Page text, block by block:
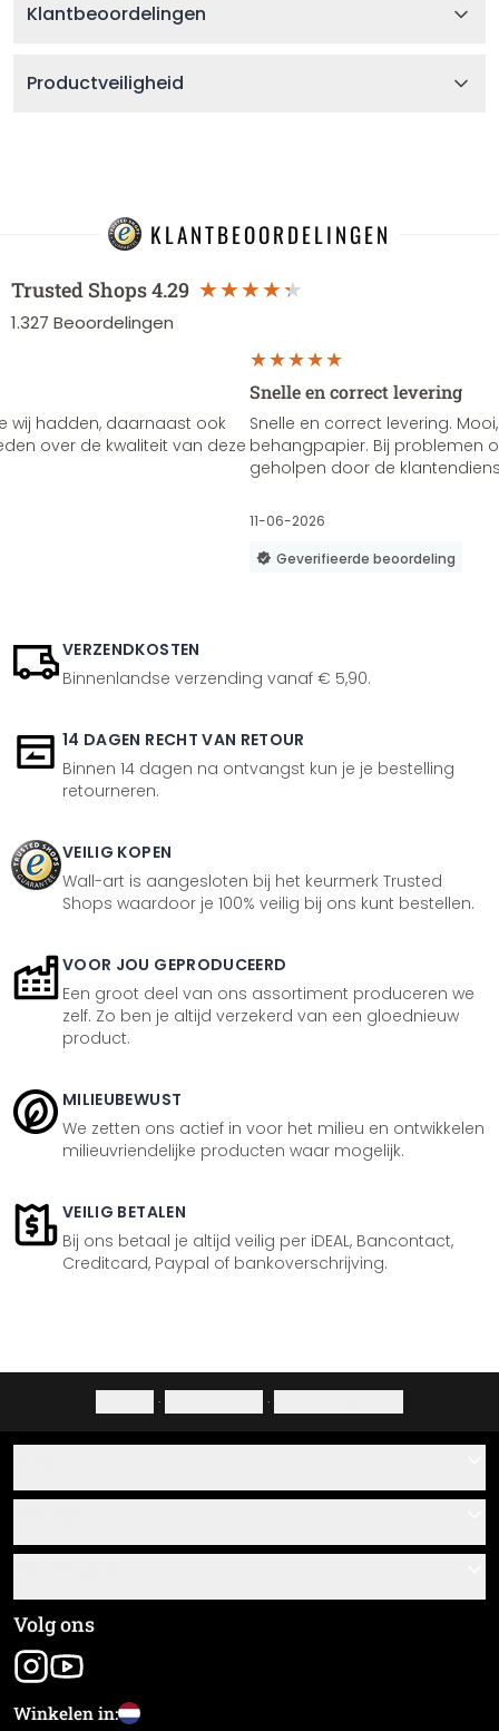
Klantbeoordelingen
Productveiligheid
KLANTBEOORDELINGEN
Trusted Shops4.29
1.327 Beoordelingen
wij hadden, daarnaast ook
over de kwaliteit van deze
Snelle en correct levering
Snelle en correct levering.
behangpapier. Bij problemen
geholpen door de
11-06-2026
Geverifieerde beoordeling
VERZENDKOSTEN
Binnenlandse verzending vanaf € 5,90.
14 DAGEN RECHT VAN RETOUR
Binnen 14 dagen na ontvangst kun je je bestelling
retourneren.
VEILIG KOPEN
Wall-art is aangesloten bij het keurmerk Trusted
Shops waardoor je 100% veilig bij ons kunt bestellen.
VOOR JOU GEPRODUCEERD
Een groot deel van ons assortiment produceren we
zelf. Zo ben je altijd verzekerd van een gloednieuw
product.
MILIEUBEWUST
We zetten ons actief in voor het milieu en ontwikkelen
milieuvriendelijke producten waar mogelijk.
VEILIG BETALEN
Bij ons betaal je altijd veilig per iDEAL, Bancontact,
Creditcard, Paypal of bankoverschrijving.
· ·
Over ons
Plak- en montagehandleidingen
Materiaaloverzicht
Nieuwsbrief aanmelden
Zending volgen
Algemene voorwaarden
Colofon
Volg ons
Winkelen in: